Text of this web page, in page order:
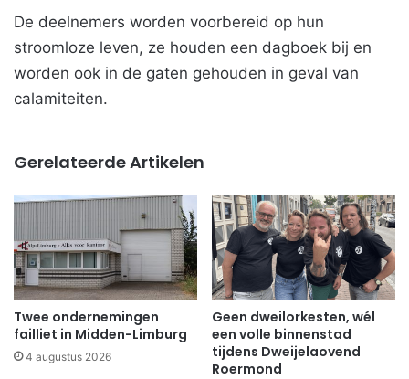
De deelnemers worden voorbereid op hun
stroomloze leven, ze houden een dagboek bij en
worden ook in de gaten gehouden in geval van
calamiteiten.
Gerelateerde Artikelen
Twee ondernemingen
failliet in Midden-Limburg
4 augustus 2026
Geen dweilorkesten, wél
een volle binnenstad
tijdens Dweijelaovend
Roermond